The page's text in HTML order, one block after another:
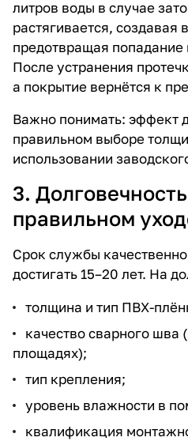
литров воды в случае
растягивается, создавая
предотвращая
После устранения
а покрытие вернётся к
Важно понимать: эффект
правильном выборе
использовании
3.
правильном
Срок службы
достигать 15–20 лет. На
толщина и тип ПВХ-
качество сварного шва
площадях);
тип крепления;
уровень влажности в
квалификация